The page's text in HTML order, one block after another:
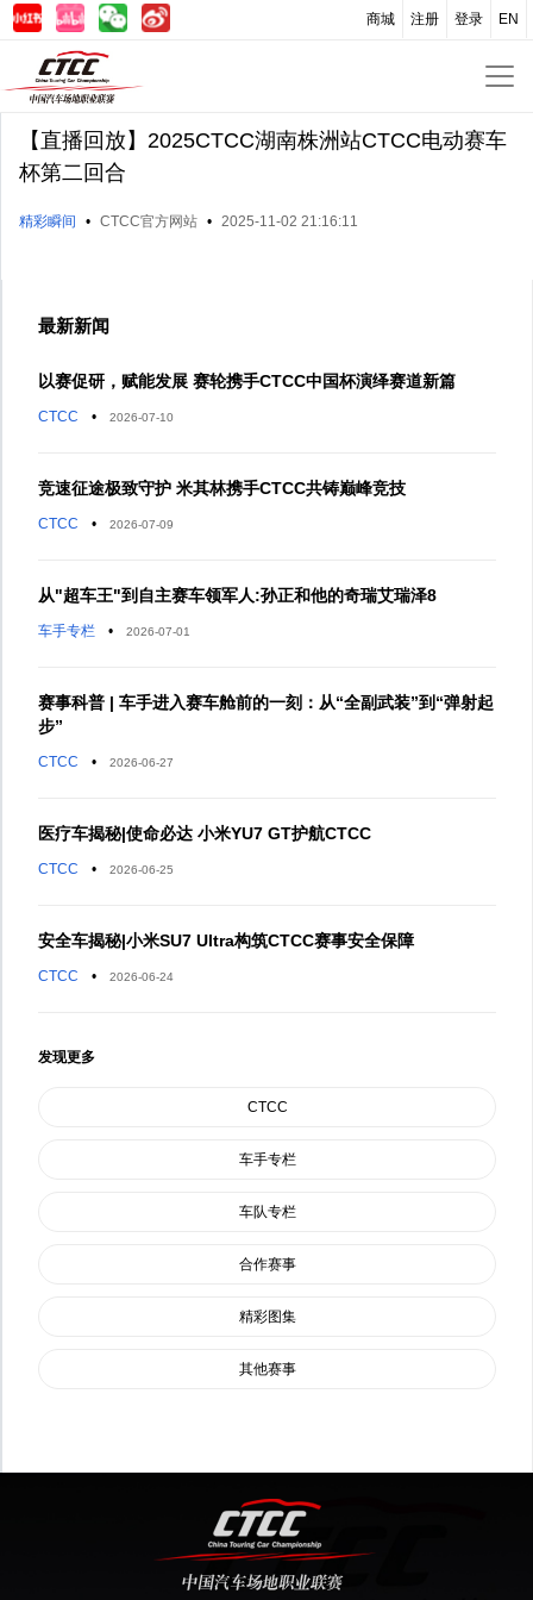
EN
登录
注册
商城
【直播回放】2025CTCC湖南株洲站CTCC电动赛车
杯第二回合
精彩瞬间 • CTCC官方网站 • 2025-11-02 21:16:11
最新新闻
以赛促研，赋能发展 赛轮携手CTCC中国杯演绎赛道新篇
CTCC • 2026-07-10
竞速征途极致守护 米其林携手CTCC共铸巅峰竞技
CTCC • 2026-07-09
从"超车王"到自主赛车领军人:孙正和他的奇瑞艾瑞泽8
车手专栏 • 2026-07-01
赛事科普 | 车手进入赛车舱前的一刻：从“全副武装”到“弹射起
步”
CTCC • 2026-06-27
医疗车揭秘|使命必达 小米YU7 GT护航CTCC
CTCC • 2026-06-25
安全车揭秘|小米SU7 Ultra构筑CTCC赛事安全保障
CTCC • 2026-06-24
发现更多
CTCC
车手专栏
车队专栏
合作赛事
精彩图集
其他赛事